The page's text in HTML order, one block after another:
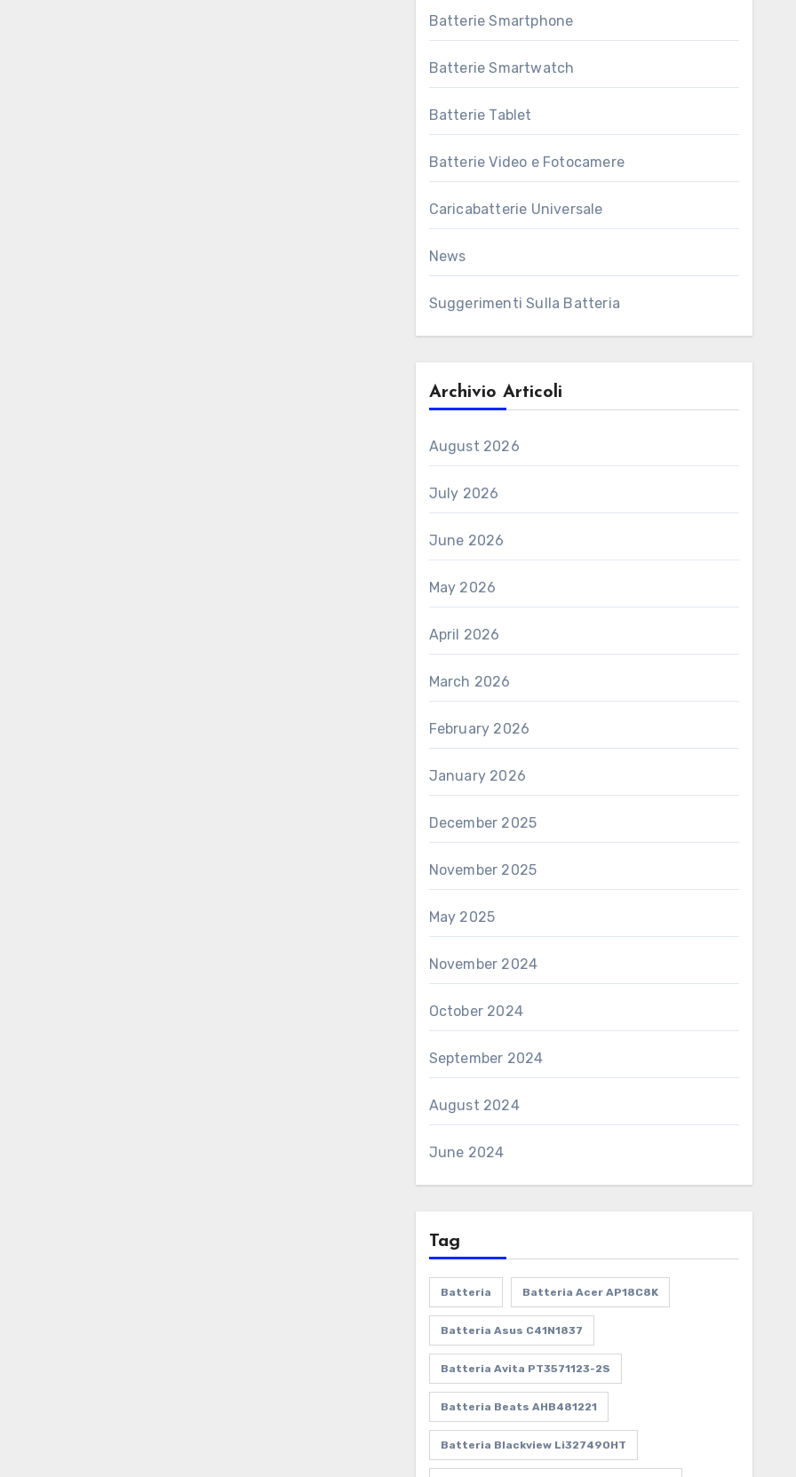
Batterie Smartphone
Batterie Smartwatch
Batterie Tablet
Batterie Video e Fotocamere
Caricabatterie Universale
News
Suggerimenti Sulla Batteria
Archivio Articoli
August 2026
July 2026
June 2026
May 2026
April 2026
March 2026
February 2026
January 2026
December 2025
November 2025
May 2025
November 2024
October 2024
September 2024
August 2024
June 2024
Tag
Batteria Batteria Acer AP18C8K
Batteria Asus C41N1837
Batteria Avita PT3571123-2S
Batteria Beats AHB481221
Batteria Blackview Li327490HT